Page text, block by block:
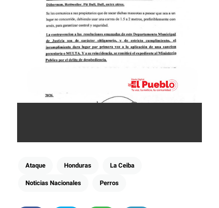
Ataque Honduras La Ceiba
Noticias Nacionales Perros